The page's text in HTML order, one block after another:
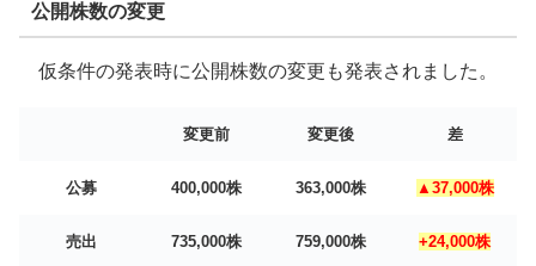
公開株数の変更
仮条件の発表時に公開株数の変更も発表されました。
変更前 変更後 差
公募 400,000株 363,000株 ▲37,000株
売出 735,000株 759,000株 +24,000株